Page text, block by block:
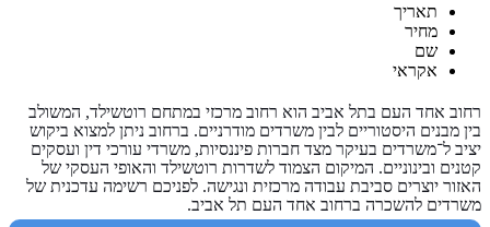
תאריך
מחיר
שם
אקראי
רחוב אחד העם בתל אביב הוא רחוב מרכזי במתחם רוטשילד, המשולב
בין מבנים היסטוריים לבין משרדים מודרניים. ברחוב ניתן למצוא ביקוש
יציב ל־משרדים בעיקר מצד חברות פיננסיות, משרדי עורכי דין ועסקים
קטנים ובינוניים. המיקום הצמוד לשדרות רוטשילד והאופי העסקי של
האזור יוצרים סביבת עבודה מרכזית ונגישה. לפניכם רשימה עדכנית של
משרדים להשכרה ברחוב אחד העם תל אביב.